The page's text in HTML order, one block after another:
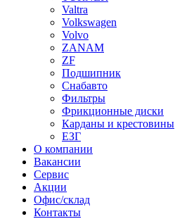
Valtra
Volkswagen
Volvo
ZANAM
ZF
Подшипник
Снабавто
Фильтры
Фрикционные диски
Карданы и крестовины
ЕЗГ
О компании
Вакансии
Сервис
Акции
Офис/склад
Контакты